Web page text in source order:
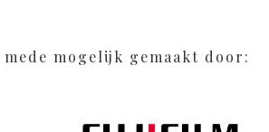
mogelijk gemaakt door: